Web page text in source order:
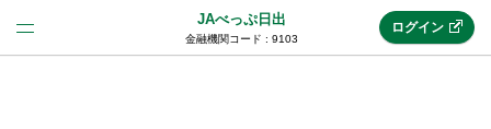
JAべっぷ日出
金融機関コード : 9103
ログイン